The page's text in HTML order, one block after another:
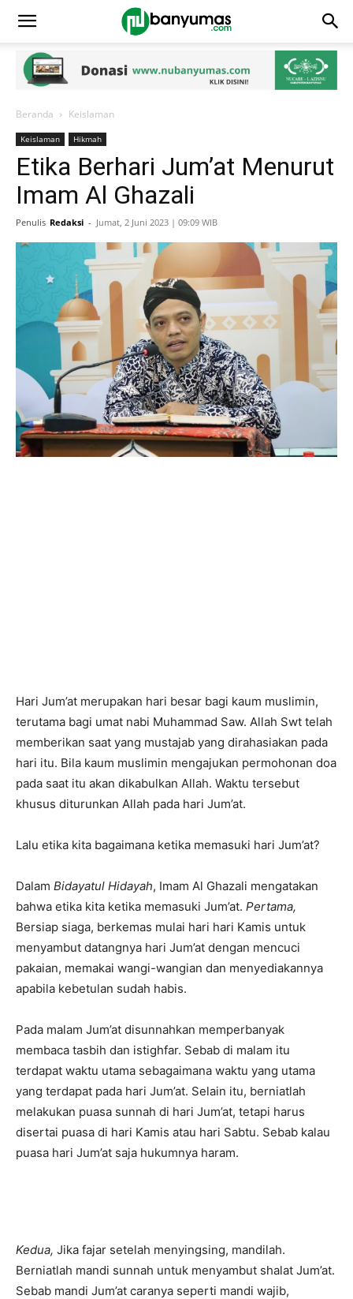
Beranda Keislaman
Keislaman Hikmah
Etika Berhari Jum’at Menurut
Imam Al Ghazali
Penulis Redaksi - Jumat, 2 Juni 2023 | 09:09 WIB
Hari Jum’at merupakan hari besar bagi kaum muslimin,
terutama bagi umat nabi Muhammad Saw. Allah Swt telah
memberikan saat yang mustajab yang dirahasiakan pada
hari itu. Bila kaum muslimin mengajukan permohonan doa
pada saat itu akan dikabulkan Allah. Waktu tersebut
khusus diturunkan Allah pada hari Jum’at.
Lalu etika kita bagaimana ketika memasuki hari Jum’at?
Dalam Bidayatul Hidayah, Imam Al Ghazali mengatakan
bahwa etika kita ketika memasuki Jum’at. Pertama,
Bersiap siaga, berkemas mulai hari hari Kamis untuk
menyambut datangnya hari Jum’at dengan mencuci
pakaian, memakai wangi-wangian dan menyediakannya
apabila kebetulan sudah habis.
Pada malam Jum’at disunnahkan memperbanyak
membaca tasbih dan istighfar. Sebab di malam itu
terdapat waktu utama sebagaimana waktu yang utama
yang terdapat pada hari Jum’at. Selain itu, berniatlah
melakukan puasa sunnah di hari Jum’at, tetapi harus
disertai puasa di hari Kamis atau hari Sabtu. Sebab kalau
puasa hari Jum’at saja hukumnya haram.
Kedua, Jika fajar setelah menyingsing, mandilah.
Berniatlah mandi sunnah untuk menyambut shalat Jum’at.
Sebab mandi Jum’at caranya seperti mandi wajib,